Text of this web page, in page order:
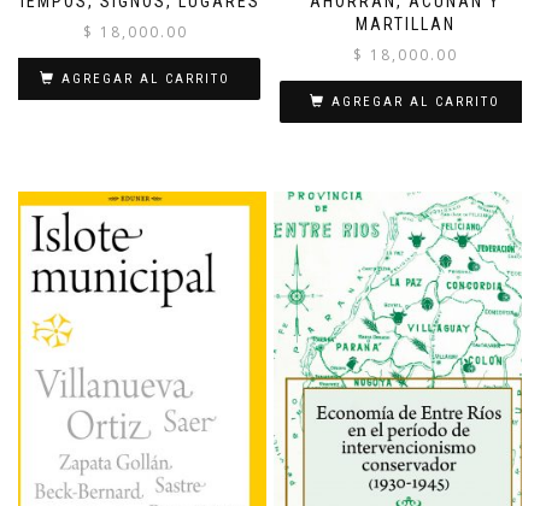
$ 18,000.00
AGREGAR AL CARRITO
MARTILLAN
$ 18,000.00
AGREGAR AL CARRITO